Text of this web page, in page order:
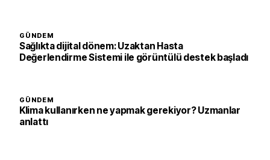
GÜNDEM
Sağlıkta dijital dönem: Uzaktan Hasta
Değerlendirme Sistemi ile görüntülü destek başladı
GÜNDEM
Klima kullanırken ne yapmak gerekiyor? Uzmanlar
anlattı